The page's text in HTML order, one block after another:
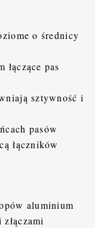
o średnicy
pas
sztywność i
pasów
łączników
aluminium